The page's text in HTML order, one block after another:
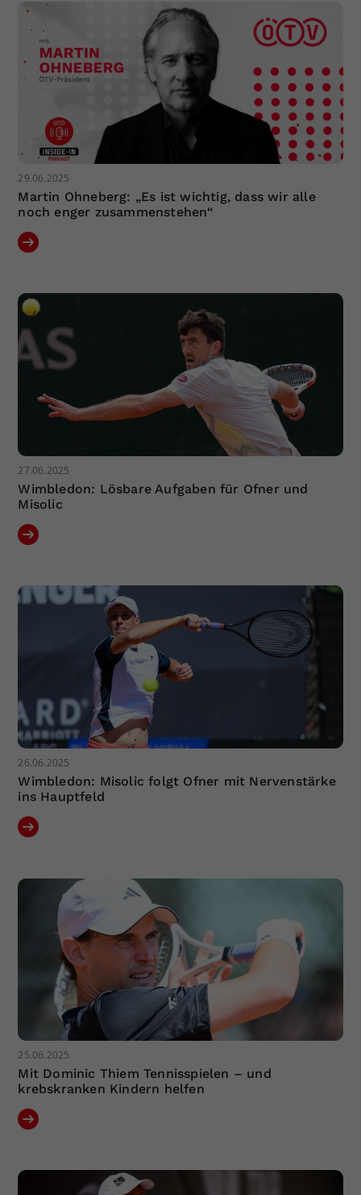
29.06.2025
Martin Ohneberg: „Es ist wichtig, dass wir alle
noch enger zusammenstehen“
27.06.2025
Wimbledon: Lösbare Aufgaben für Ofner und
Misolic
26.06.2025
Wimbledon: Misolic folgt Ofner mit Nervenstärke
ins Hauptfeld
25.06.2025
Mit Dominic Thiem Tennisspielen – und
krebskranken Kindern helfen